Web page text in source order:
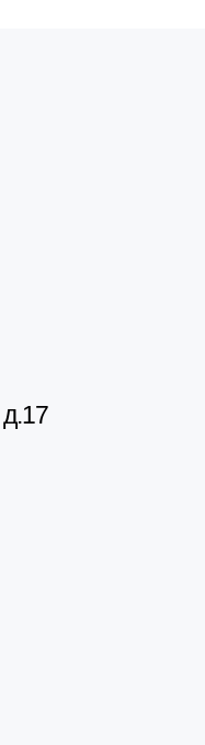
и ПО;
узлов для
клиент получает
улучшения,
запись.
в САО
в СВАО